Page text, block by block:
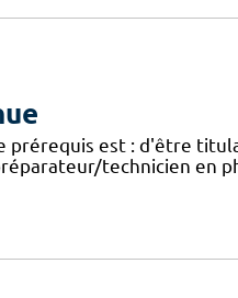
Le prérequis est : d'être
technicien en